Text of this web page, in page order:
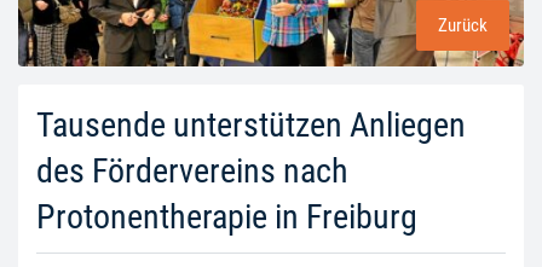
Tausende unterstützen Anliegen
des Fördervereins nach
Protonentherapie in Freiburg
Zurück